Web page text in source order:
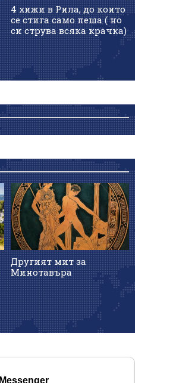
4 хижи в Рила, до които
се стига само пеша ( но
си струва всяка крачка)
Другият мит за
Минотавъра
Messenger